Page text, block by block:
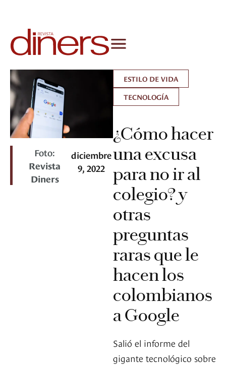
Foto:
Revista
Diners
diciembre
9, 2022
ESTILO DE VIDA
TECNOLOGÍA
¿Cómo hacer
una excusa
para no ir al
colegio? y
otras
preguntas
raras que le
hacen los
colombianos
a Google
Salió el informe del
gigante tecnológico sobre